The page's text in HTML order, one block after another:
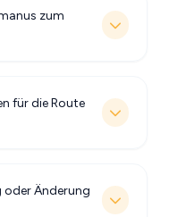
zum
für die Route
Änderung